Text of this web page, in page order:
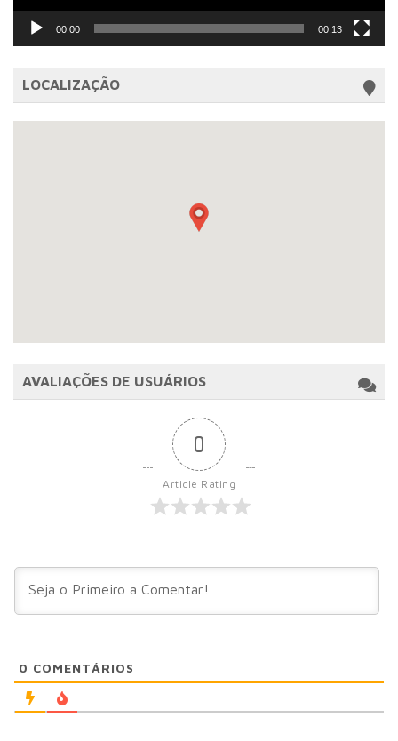
00:00 00:13
LOCALIZAÇÃO
AVALIAÇÕES DE USUÁRIOS
0
Article Rating
0 COMENTÁRIOS